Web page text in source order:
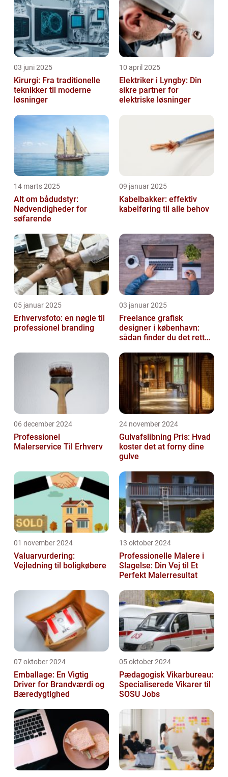
03 juni 2025
Kirurgi: Fra traditionelle
teknikker til moderne
løsninger
10 april 2025
Elektriker i Lyngby: Din
sikre partner for
elektriske løsninger
14 marts 2025
Alt om bådudstyr:
Nødvendigheder for
søfarende
09 januar 2025
Kabelbakker: effektiv
kabelføring til alle behov
05 januar 2025
Erhvervsfoto: en nøgle til
professionel branding
03 januar 2025
Freelance grafisk
designer i københavn:
sådan finder du det rette
06 december 2024
Professionel
Malerservice Til Erhverv
24 november 2024
Gulvafslibning Pris: Hvad
koster det at forny dine
gulve
01 november 2024
Valuarvurdering:
Vejledning til boligkøbere
13 oktober 2024
Professionelle Malere i
Slagelse: Din Vej til Et
Perfekt Malerresultat
07 oktober 2024
Emballage: En Vigtig
Driver for Brandværdi og
Bæredygtighed
05 oktober 2024
Pædagogisk Vikarbureau:
Specialiserede Vikarer til
SOSU Jobs